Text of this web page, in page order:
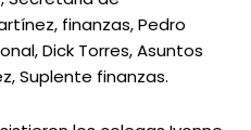
finanzas, Pedro
Dick Torres, Asuntos
Suplente finanzas.